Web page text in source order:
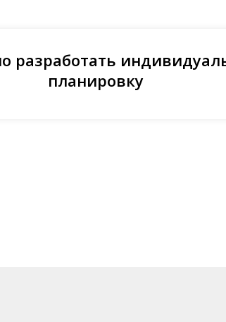
разработать
планировку